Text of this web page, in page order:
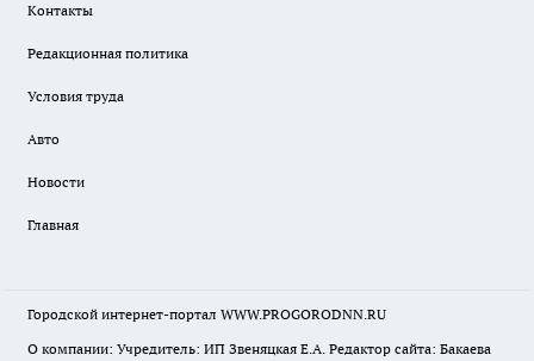
Контакты
Редакционная политика
Условия труда
Авто
Новости
Главная
Городской интернет-портал WWW.PROGORODNN.RU
О компании: Учредитель: ИП Звеняцкая Е.А. Редактор сайта: Бакаева